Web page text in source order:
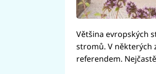
Většina evropských
stromů. V některých
referendem.